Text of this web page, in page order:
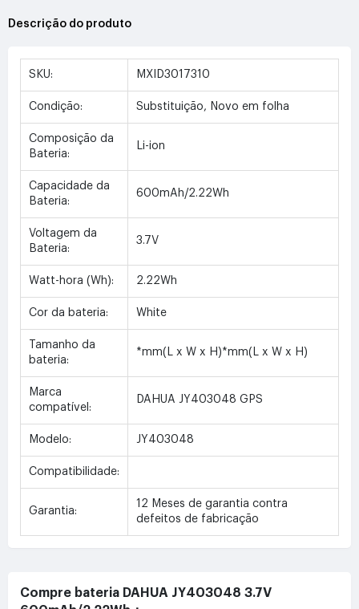
Descrição do produto
SKU: MXID3017310
Condição: Substituição, Novo em folha
Composição da
Bateria:
Li-ion
Capacidade da
Bateria:
600mAh/2.22Wh
Voltagem da
Bateria:
3.7V
Watt-hora (Wh): 2.22Wh
Cor da bateria: White
Tamanho da
bateria:
*mm(L x W x H)*mm(L x W x H)
Marca
compatível:
DAHUA JY403048 GPS
Modelo: JY403048
Compatibilidade:
Garantia:
12 Meses de garantia contra
defeitos de fabricação
Compre bateria DAHUA JY403048 3.7V